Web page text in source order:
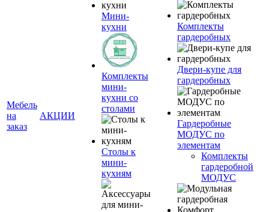
Мебель
на
заказ
АКЦИИ
Мини-
кухни
Комплекты
мини-
кухни со
столами
Столы к
мини-
кухням
Комплекты
гардеробных
Двери-купе для
гардеробных
Гардеробные
МОДУС по
элементам
Комплекты
гардеробной
МОДУС